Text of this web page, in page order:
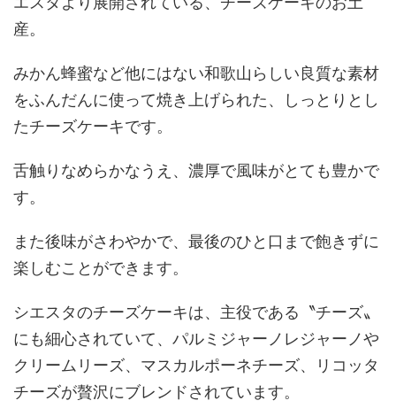
産。
みかん蜂蜜など他にはない和歌山らしい良質な素材
をふんだんに使って焼き上げられた、しっとりとし
たチーズケーキです。
舌触りなめらかなうえ、濃厚で風味がとても豊かで
す。
また後味がさわやかで、最後のひと口まで飽きずに
楽しむことができます。
シエスタのチーズケーキは、主役である〝チーズ〟
にも細心されていて、パルミジャーノレジャーノや
クリームリーズ、マスカルポーネチーズ、リコッタ
チーズが贅沢にブレンドされています。